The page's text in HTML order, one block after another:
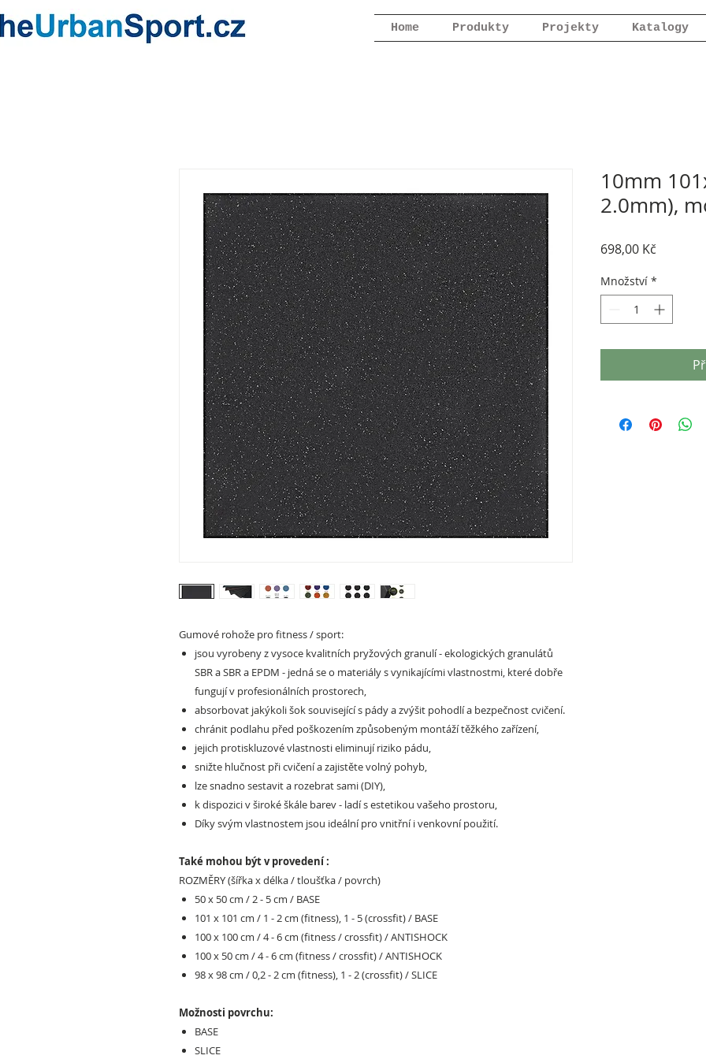
Home Produkty Projekty Katalogy
Gumové rohože pro fitness / sport:
jsou vyrobeny z vysoce kvalitních pryžových granulí - ekologických granulátů
SBR a SBR a EPDM - jedná se o materiály s vynikajícími vlastnostmi, které dobře
fungují v profesionálních prostorech,
absorbovat jakýkoli šok související s pády a zvýšit pohodlí a bezpečnost cvičení.
chránit podlahu před poškozením způsobeným montáží těžkého zařízení,
jejich protiskluzové vlastnosti eliminují riziko pádu,
snižte hlučnost při cvičení a zajistěte volný pohyb,
lze snadno sestavit a rozebrat sami (DIY),
k dispozici v široké škále barev - ladí s estetikou vašeho prostoru,
Díky svým vlastnostem jsou ideální pro vnitřní i venkovní použití.
Také mohou být v provedení :
ROZMĚRY (šířka x délka / tloušťka / povrch)
50 x 50 cm / 2 - 5 cm / BASE
101 x 101 cm / 1 - 2 cm (fitness), 1 - 5 (crossfit) / BASE
100 x 100 cm / 4 - 6 cm (fitness / crossfit) / ANTISHOCK
100 x 50 cm / 4 - 6 cm (fitness / crossfit) / ANTISHOCK
98 x 98 cm / 0,2 - 2 cm (fitness), 1 - 2 (crossfit) / SLICE
Možnosti povrchu:
BASE
SLICE
10mm
2.0mm),
698,00 Kč
Množství *